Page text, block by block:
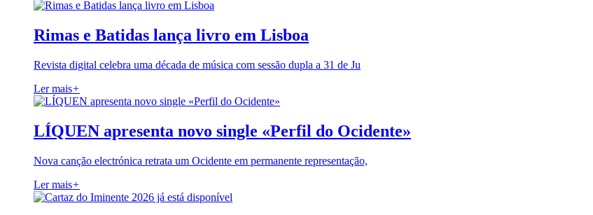
Rimas e Batidas lança livro em Lisboa
Revista digital celebra uma década de música com sessão dupla a 31 de Ju
Ler mais+
LÍQUEN apresenta novo single «Perfil do Ocidente»
Nova canção electrónica retrata um Ocidente em permanente representação,
Ler mais+